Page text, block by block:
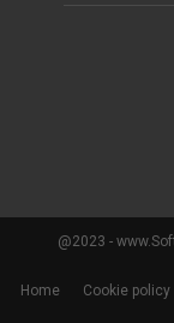
@2023 -
Home Cookie policy